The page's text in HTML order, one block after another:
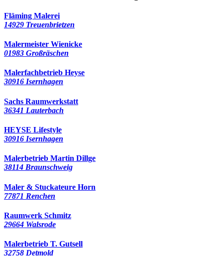
Fläming Malerei
14929 Treuenbrietzen
Malermeister Wienicke
01983 Großräschen
Malerfachbetrieb Heyse
30916 Isernhagen
Sachs Raumwerkstatt
36341 Lauterbach
HEYSE Lifestyle
30916 Isernhagen
Malerbetrieb Martin Dillge
38114 Braunschweig
Maler & Stuckateure Horn
77871 Renchen
Raumwerk Schmitz
29664 Walsrode
Malerbetrieb T. Gutsell
32758 Detmold